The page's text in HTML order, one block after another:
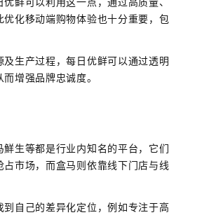
化移动端购物体验也十分重要，包
生产过程，每日优鲜可以通过透明
增强品牌忠诚度。
生等都是行业内知名的平台，它们
市场，而盒马则依靠线下门店与线
自己的差异化定位，例如专注于高